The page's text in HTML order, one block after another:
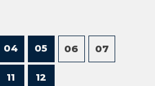
04 05 06 07
11 12